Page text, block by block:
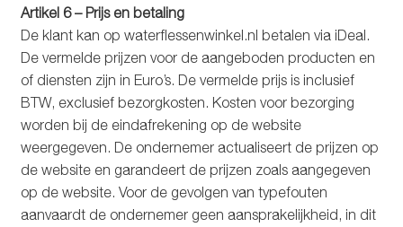
Artikel 6 – Prijs en betaling
De klant kan op waterflessenwinkel.nl betalen via iDeal.
De vermelde prijzen voor de aangeboden producten en
of diensten zijn in Euro’s. De vermelde prijs is inclusief
BTW, exclusief bezorgkosten. Kosten voor bezorging
worden bij de eindafrekening op de website
weergegeven. De ondernemer actualiseert de prijzen op
de website en garandeert de prijzen zoals aangegeven
op de website. Voor de gevolgen van typefouten
aanvaardt de ondernemer geen aansprakelijkheid, in dit